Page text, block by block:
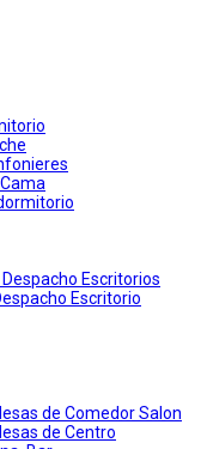
Escritorios
Escritorio
de Comedor Salon
de Centro